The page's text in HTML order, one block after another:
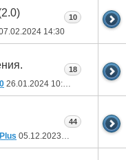
14:30
10
26.01.2024 10:02
18
05.12.2023
44